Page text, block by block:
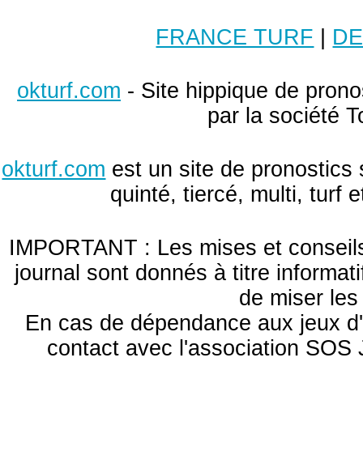
FRANCE TURF
okturf.com - Site hippique de
par la société
okturf.com est un site de pronostics
quinté, tiercé, multi, turf
IMPORTANT : Les mises et
journal sont donnés à titre
de miser
En cas de dépendance aux jeux
contact avec l'association